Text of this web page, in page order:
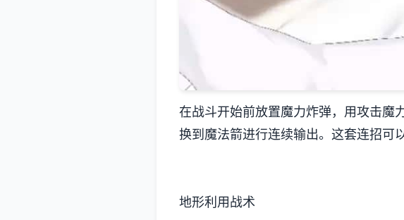
在战斗开始前放置魔力炸弹，用攻击魔
换到魔法箭进行连续输出。这套连招可
地形利用战术